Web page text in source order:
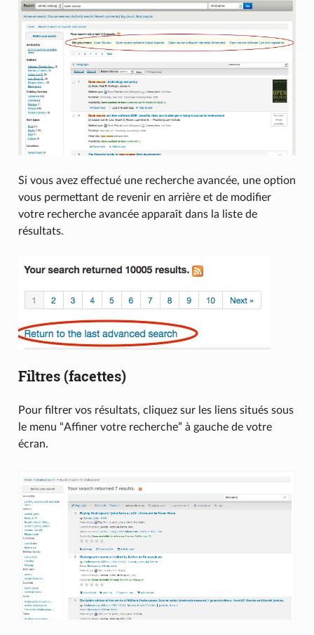
Si vous avez effectué une recherche avancée, une option
vous permettant de revenir en arrière et de modifier
votre recherche avancée apparaît dans la liste de
résultats.
Filtres (facettes)
Pour filtrer vos résultats, cliquez sur les liens situés sous
le menu “Affiner votre recherche” à gauche de votre
écran.